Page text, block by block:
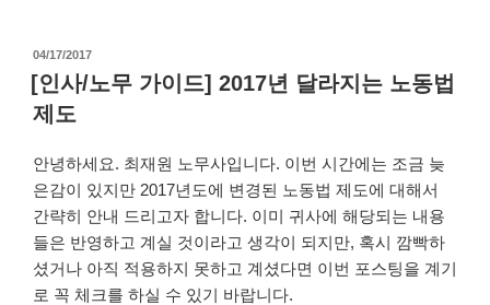
작
성
일
자
04/17/2017
[인사/노무 가이드] 2017년 달라지는 노동법
제도
안녕하세요. 최재원 노무사입니다. 이번 시간에는 조금 늦
은감이 있지만 2017년도에 변경된 노동법 제도에 대해서
간략히 안내 드리고자 합니다. 이미 귀사에 해당되는 내용
들은 반영하고 계실 것이라고 생각이 되지만, 혹시 깜빡하
셨거나 아직 적용하지 못하고 계셨다면 이번 포스팅을 계기
로 꼭 체크를 하실 수 있기 바랍니다.